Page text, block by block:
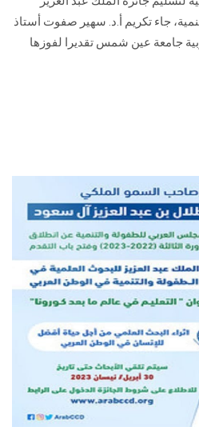
الان
جاء تكريم أ.د. سهير صفوت أستاذ
جامعة عين شمس تقديرا لفوزها